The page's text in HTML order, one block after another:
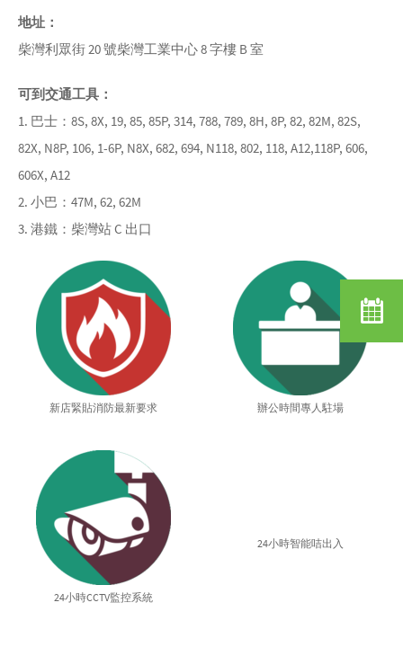
地址：
柴灣利眾街 20 號柴灣工業中心 8 字樓 B 室
可到交通工具：
1. 巴士：8S, 8X, 19, 85, 85P, 314, 788, 789, 8H, 8P, 82, 82M, 82S,
82X, N8P, 106, 1-6P, N8X, 682, 694, N118, 802, 118, A12,118P, 606,
606X, A12
2. 小巴：47M, 62, 62M
3. 港鐵：柴灣站 C 出口
新店緊貼消防最新要求 辦公時間專人駐場
24小時CCTV監控系統
24小時智能咭出入